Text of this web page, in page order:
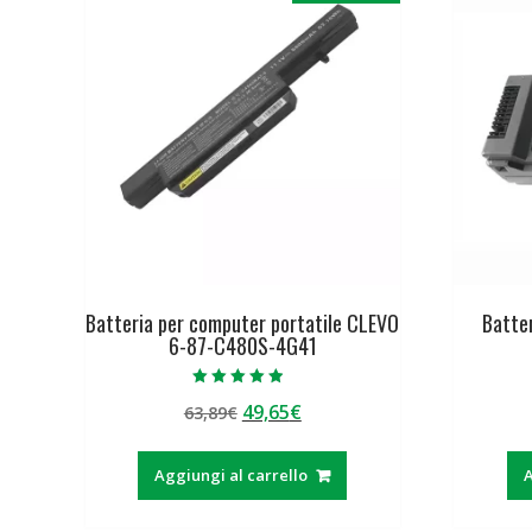
Batteria per computer portatile CLEVO
6-87-C480S-4G41
4.50
su 5
63,89€ Il
originale
era:
49,65€Il
attuale
è:
Aggiungi al carrello